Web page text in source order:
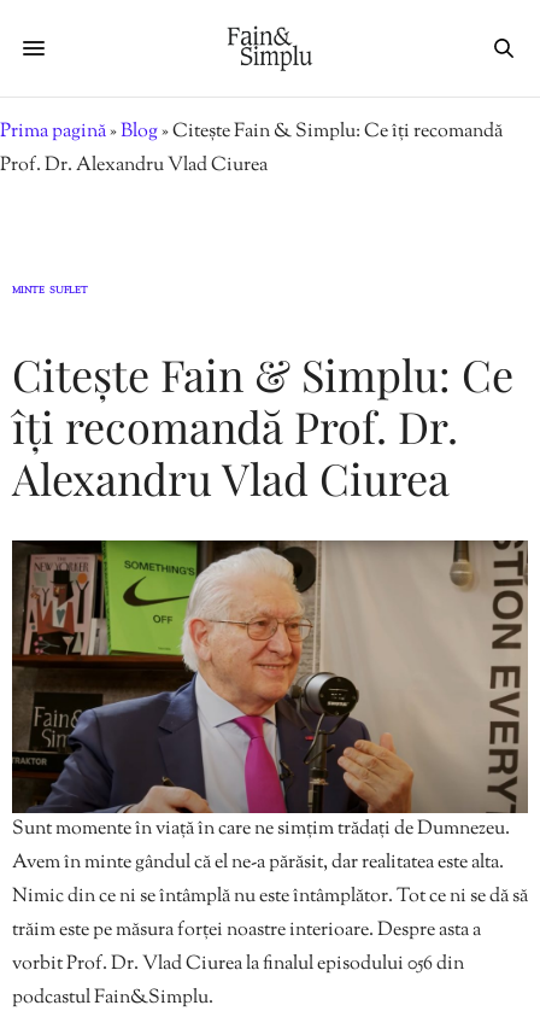
Prima pagină»Blog»Citește Fain & Simplu: Ce îți recomandă
Prof. Dr. Alexandru Vlad Ciurea
MINTE SUFLET
Citește Fain & Simplu: Ce
îți recomandă Prof. Dr.
Alexandru Vlad Ciurea
Sunt momente în viață în care ne simțim trădați de Dumnezeu.
Avem în minte gândul că el ne-a părăsit, dar realitatea este alta.
Nimic din ce ni se întâmplă nu este întâmplător. Tot ce ni se dă să
trăim este pe măsura forței noastre interioare. Despre asta a
vorbit Prof. Dr. Vlad Ciurea la finalul episodului 056 din
podcastul Fain&Simplu.